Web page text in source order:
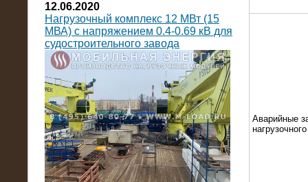
12.06.2020
Нагрузочный комплекс 12 МВт (15
МВА) с напряжением 0.4-0.69 кВ для
судостроительного завода
Аварийные